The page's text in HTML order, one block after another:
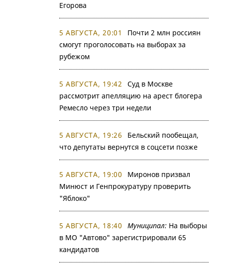
Егорова
5 АВГУСТА, 20:01
Почти 2 млн россиян
смогут проголосовать на выборах за
рубежом
5 АВГУСТА, 19:42
Суд в Москве
рассмотрит апелляцию на арест блогера
Ремесло через три недели
5 АВГУСТА, 19:26
Бельский пообещал,
что депутаты вернутся в соцсети позже
5 АВГУСТА, 19:00
Миронов призвал
Минюст и Генпрокуратуру проверить
"Яблоко"
5 АВГУСТА, 18:40 Муниципал: На выборы
в МО "Автово" зарегистрировали 65
кандидатов